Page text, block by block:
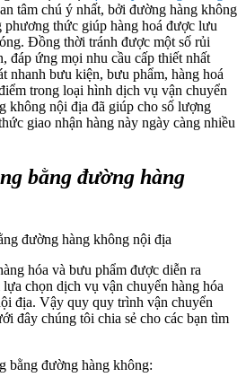
tâm chú ý nhất, bởi đường hàng không
thức giúp hàng hoá được lưu
Đồng thời tránh được một số rủi
đáp ứng mọi nhu cầu cấp thiết nhất
nhanh bưu kiện, bưu phẩm, hàng hoá
trong loại hình dịch vụ vận chuyển
không nội địa đã giúp cho số lượng
giao nhận hàng này ngày càng nhiều
bằng đường hàng
hóa và bưu phẩm được diễn ra
chọn dịch vụ vận chuyển hàng hóa
địa. Vậy quy quy trình vận chuyển
đây chúng tôi chia sẻ cho các bạn tìm
bằng đường hàng không: